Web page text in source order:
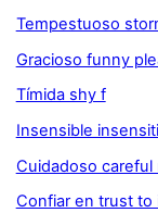
Tempestuoso
Gracioso funny
Tímida shy f
Insensible
Cuidadoso careful
Confiar en trust to